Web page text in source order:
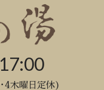
4木曜日定休)